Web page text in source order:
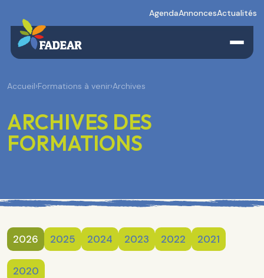
AgendaAnnoncesActualités
Accueil›Formations à venir›Archives
ARCHIVES DES
FORMATIONS
2026 2025 2024 2023 2022 2021
2020